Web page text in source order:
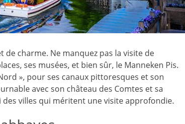
de charme. Ne manquez pas la visite de
ses musées, et bien sûr, le Manneken Pis.
», pour ses canaux pittoresques et son
avec son château des Comtes et sa
des villes qui méritent une visite approfondie.